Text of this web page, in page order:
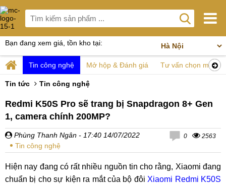
Bạn đang xem giá, tồn kho tại:
Tin công nghệ Mở hộp & Đánh giá Tư vấn chọn mua
Tin tức Tin công nghệ
Redmi K50S Pro sẽ trang bị Snapdragon 8+ Gen
1, camera chính 200MP?
Phùng Thanh Ngân - 17:40 14/07/2022
Tin công nghệ
0 2563
Hiện nay đang có rất nhiều nguồn tin cho rằng, Xiaomi đang
chuẩn bị cho sự kiện ra mắt của bộ đôi Xiaomi Redmi K50S